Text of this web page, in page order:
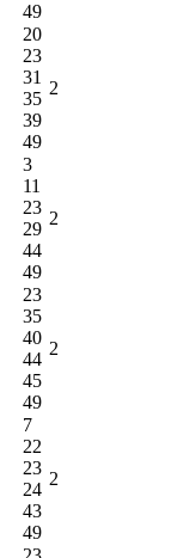
49
20
23
31
35
39
49
2
3
11
23
29
44
49
2
23
35
40
44
45
49
2
7
22
23
24
43
49
2